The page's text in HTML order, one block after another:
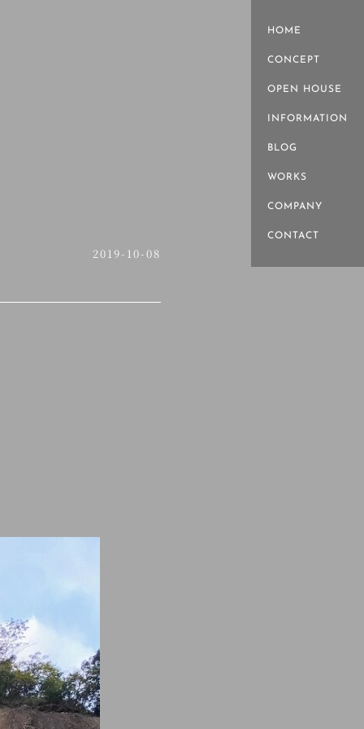
HOME
CONCEPT
OPEN HOUSE
INFORMATION
BLOG
WORKS
COMPANY
CONTACT
2019-10-08